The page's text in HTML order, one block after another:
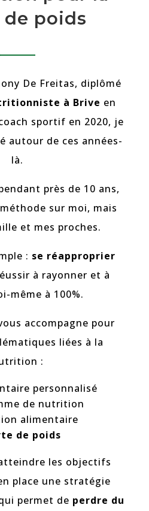
poids
De Freitas, diplômé
à Brive en
sportif en 2020, je
autour de ces années-
là.
près de 10 ans,
sur moi, mais
et mes proches.
: se réapproprier
à rayonner et à
même à 100%.
accompagne pour
liées à la
:
personnalisé
de nutrition
alimentaire
de poids
les objectifs
place une stratégie
permet de perdre du